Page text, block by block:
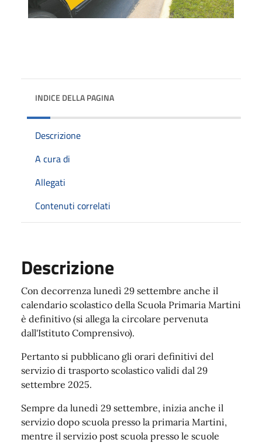
INDICE DELLA PAGINA
Descrizione
A cura di
Allegati
Contenuti correlati
Descrizione
Con decorrenza lunedì 29 settembre anche il
calendario scolastico della Scuola Primaria Martini
è definitivo (si allega la circolare pervenuta
dall'Istituto Comprensivo).
Pertanto si pubblicano gli orari definitivi del
servizio di trasporto scolastico validi dal 29
settembre 2025.
Sempre da lunedì 29 settembre, inizia anche il
servizio dopo scuola presso la primaria Martini,
mentre il servizio post scuola presso le scuole